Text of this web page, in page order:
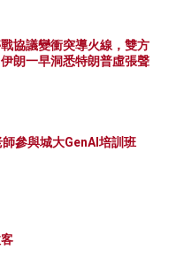
協議變衝突導火線，雙方
朗一早洞悉特朗普虛張聲
參與城大GenAI培訓班